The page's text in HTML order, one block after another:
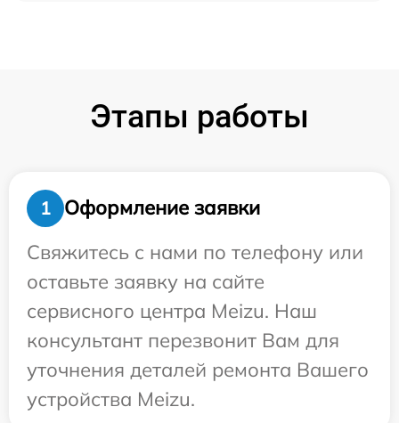
Этапы работы
1
Оформление заявки
Свяжитесь с нами по телефону или
оставьте заявку на сайте
сервисного центра Meizu. Наш
консультант перезвонит Вам для
уточнения деталей ремонта Вашего
устройства Meizu.